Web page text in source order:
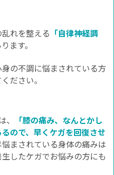
れを整える 「自律神経調
ます。
の不調に悩まされている方
ださい。
「膝の痛み、なんとかし
ので、早くケガを回復させ
まされている身体の痛みは
したケガでお悩みの方にも